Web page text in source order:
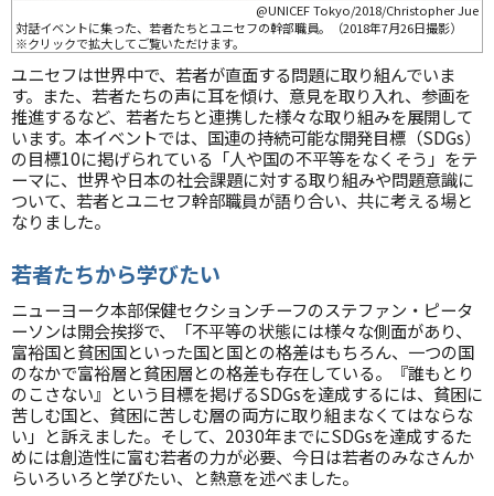
@UNICEF Tokyo/2018/Christopher Jue
対話イベントに集った、若者たちとユニセフの幹部職員。（2018年7月26日撮影）
※クリックで拡大してご覧いただけます。
ユニセフは世界中で、若者が直面する問題に取り組んでいま
す。また、若者たちの声に耳を傾け、意見を取り入れ、参画を
推進するなど、若者たちと連携した様々な取り組みを展開して
います。本イベントでは、国連の持続可能な開発目標（SDGs）
の目標10に掲げられている「人や国の不平等をなくそう」をテ
ーマに、世界や日本の社会課題に対する取り組みや問題意識に
ついて、若者とユニセフ幹部職員が語り合い、共に考える場と
なりました。
若者たちから学びたい
ニューヨーク本部保健セクションチーフのステファン・ピータ
ーソンは開会挨拶で、「不平等の状態には様々な側面があり、
富裕国と貧困国といった国と国との格差はもちろん、一つの国
のなかで富裕層と貧困層との格差も存在している。『誰もとり
のこさない』という目標を掲げるSDGsを達成するには、貧困に
苦しむ国と、貧困に苦しむ層の両方に取り組まなくてはならな
い」と訴えました。そして、2030年までにSDGsを達成するた
めには創造性に富む若者の力が必要、今日は若者のみなさんか
らいろいろと学びたい、と熱意を述べました。